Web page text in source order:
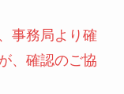
事務局より確
、確認のご協